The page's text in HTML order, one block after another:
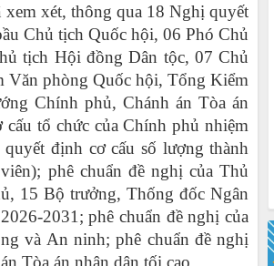
xem xét, thông qua 18 Nghị quyết
Chủ tịch Quốc hội, 06 Phó Chủ
tịch Hội đồng Dân tộc, 07 Chủ
Văn phòng Quốc hội, Tổng Kiểm
Chính phủ, Chánh án Tòa án
tổ chức của Chính phủ nhiệm
định cơ cấu số lượng thành
phê chuẩn đề nghị của Thủ
15 Bộ trưởng, Thống đốc Ngân
2031; phê chuẩn đề nghị của
và An ninh; phê chuẩn đề nghị
Tòa án nhân dân tối cao.